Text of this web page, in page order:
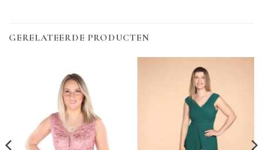
GERELATEERDE PRODUCTEN